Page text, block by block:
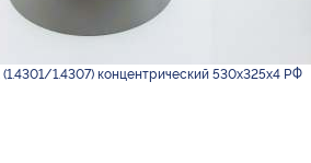
1.4307) концентрический 530х325х4 РФ